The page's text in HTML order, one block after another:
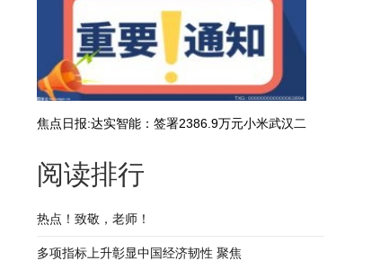
焦点日报:达实智能：签署2386.9万元小米武汉二
期智能化项目合同
阅读排行
热点！致敬，老师！
多项指标上升彰显中国经济韧性 聚焦